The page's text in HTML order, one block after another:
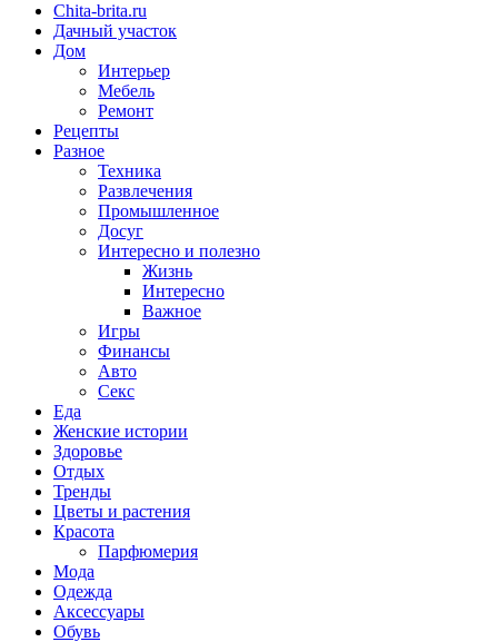
Chita-brita.ru
Дачный участок
Дом
Интерьер
Мебель
Ремонт
Рецепты
Разное
Техника
Развлечения
Промышленное
Досуг
Интересно и полезно
Жизнь
Интересно
Важное
Игры
Финансы
Авто
Секс
Еда
Женские истории
Здоровье
Отдых
Тренды
Цветы и растения
Красота
Парфюмерия
Мода
Одежда
Аксессуары
Обувь